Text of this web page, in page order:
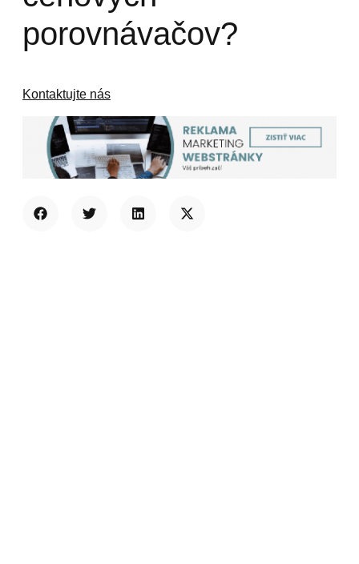
porovnávačov?
Kontaktujte nás